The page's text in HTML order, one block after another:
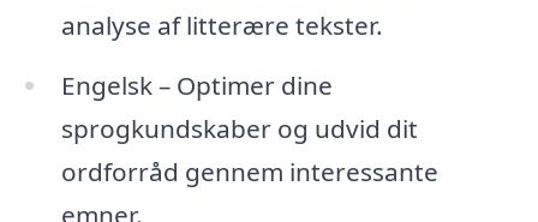
analyse af litterære tekster.
Engelsk – Optimer dine
sprogkundskaber og udvid dit
ordforråd gennem interessante
emner.